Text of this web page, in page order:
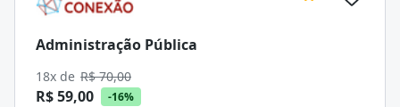
Administração Pública
18x de R$ 70,00
R$ 59,00 -16%